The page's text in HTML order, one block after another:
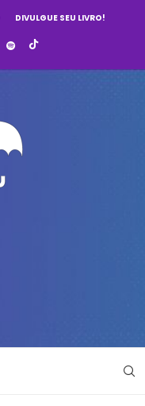
DIVULGUE SEU LIVRO!